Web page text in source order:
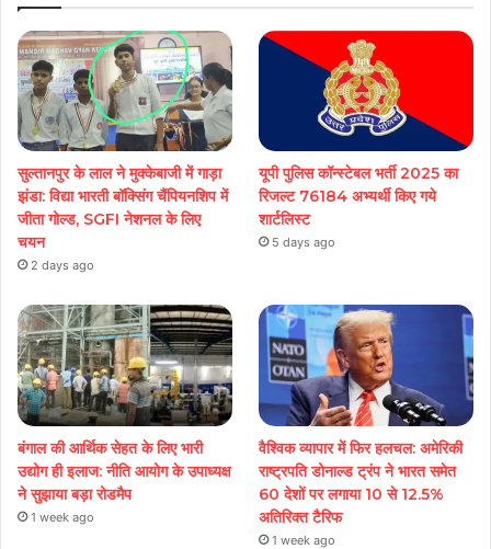
सुल्तानपुर के लाल ने मुक्केबाजी में गाड़ा
झंडा: विद्या भारती बॉक्सिंग चैंपियनशिप में
जीता गोल्ड, SGFI नेशनल के लिए
चयन
2 days ago
यूपी पुलिस कॉन्स्टेबल भर्ती 2025 का
रिजल्ट 76184 अभ्यर्थी किए गये
शार्टलिस्ट
5 days ago
बंगाल की आर्थिक सेहत के लिए भारी
उद्योग ही इलाज: नीत‌ि आयोग के उपाध्यक्ष
ने सुझाया बड़ा रोडमैप
1 week ago
वैश्विक व्यापार में फिर हलचल: अमेरिकी
राष्ट्रपति डोनाल्ड ट्रंप ने भारत समेत
60 देशों पर लगाया 10 से 12.5%
अतिरिक्त टैरिफ
1 week ago